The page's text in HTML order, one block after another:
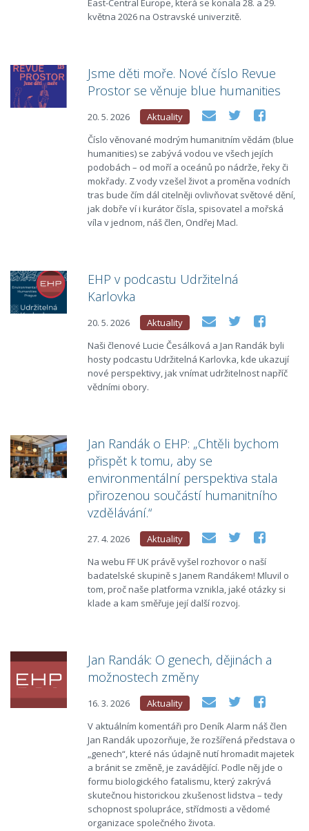
East-Central Europe, která se konala 28. a 29.
května 2026 na Ostravské univerzitě.
Jsme děti moře. Nové číslo Revue
Prostor se věnuje blue humanities
20. 5. 2026
Aktuality
Číslo věnované modrým humanitním vědám (blue
humanities) se zabývá vodou ve všech jejích
podobách – od moří a oceánů po nádrže, řeky či
mokřady. Z vody vzešel život a proměna vodních
tras bude čím dál citelněji ovlivňovat světové dění,
jak dobře ví i kurátor čísla, spisovatel a mořská
víla v jednom, náš člen, Ondřej Macl.
EHP v podcastu Udržitelná
Karlovka
20. 5. 2026
Aktuality
Naši členové Lucie Česálková a Jan Randák byli
hosty podcastu Udržitelná Karlovka, kde ukazují
nové perspektivy, jak vnímat udržitelnost napříč
vědními obory.
Jan Randák o EHP: „Chtěli bychom
přispět k tomu, aby se
environmentální perspektiva stala
přirozenou součástí humanitního
vzdělávání.“
27. 4. 2026
Aktuality
Na webu FF UK právě vyšel rozhovor o naší
badatelské skupině s Janem Randákem! Mluvil o
tom, proč naše platforma vznikla, jaké otázky si
klade a kam směřuje její další rozvoj.
Jan Randák: O genech, dějinách a
možnostech změny
16. 3. 2026
Aktuality
V aktuálním komentáři pro Deník Alarm náš člen
Jan Randák upozorňuje, že rozšířená představa o
„genech“, které nás údajně nutí hromadit majetek
a bránit se změně, je zavádějící. Podle něj jde o
formu biologického fatalismu, který zakrývá
skutečnou historickou zkušenost lidstva – tedy
schopnost spolupráce, střídmosti a vědomé
organizace společného života.